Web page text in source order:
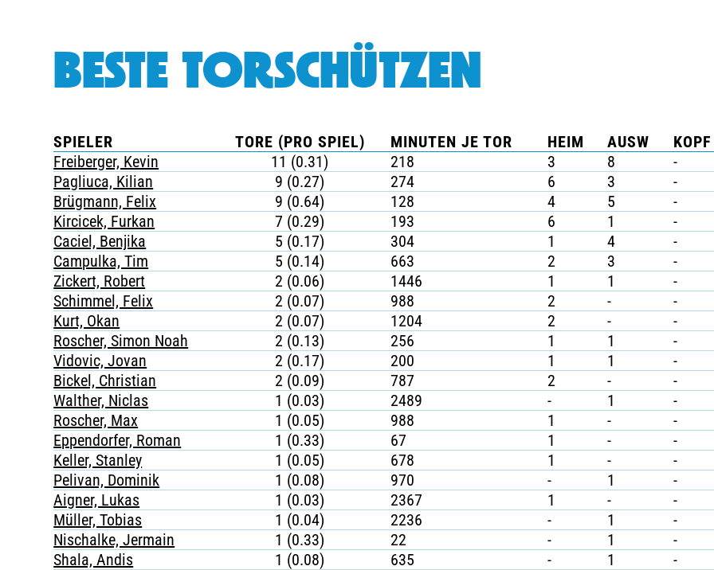
BESTE TORSCHÜTZEN
SPIELER TORE (PRO SPIEL) MINUTEN JE TOR HEIM AUSW
Freiberger, Kevin
11 (0.31) 218 3 8 -
Pagliuca, Kilian
9 (0.27) 274 6 3 -
Brügmann, Felix
9 (0.64) 128 4 5 -
Kircicek, Furkan
7 (0.29) 193 6 1 -
Caciel, Benjika
5 (0.17) 304 1 4 -
Campulka, Tim
5 (0.14) 663 2 3 -
Zickert, Robert
2 (0.06) 1446 1 1 -
Schimmel, Felix
2 (0.07) 988 2 - -
Kurt, Okan
2 (0.07) 1204 2 - -
Roscher, Simon Noah
2 (0.13) 256 1 1 -
Vidovic, Jovan
2 (0.17) 200 1 1 -
Bickel, Christian
2 (0.09) 787 2 - -
Walther, Niclas
1 (0.03) 2489 - 1 -
Roscher, Max
1 (0.05) 988 1 - -
Eppendorfer, Roman
1 (0.33) 67 1 - -
Keller, Stanley
1 (0.05) 678 1 - -
Pelivan, Dominik
1 (0.08) 970 - 1 -
Aigner, Lukas
1 (0.03) 2367 1 - -
Müller, Tobias
1 (0.04) 2236 - 1 -
Nischalke, Jermain
1 (0.33) 22 - 1 -
Shala, Andis
1 (0.08) 635 - 1 -